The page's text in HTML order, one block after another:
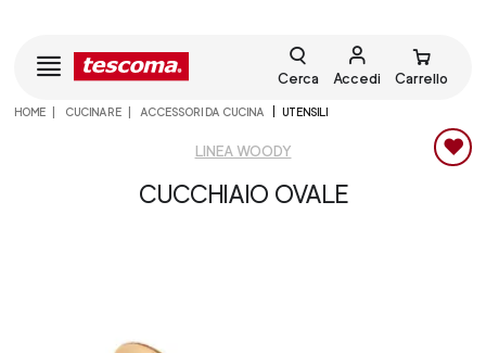
Cerca Accedi Carrello
HOME CUCINARE ACCESSORI DA CUCINA UTENSILI
LINEA WOODY
CUCCHIAIO OVALE